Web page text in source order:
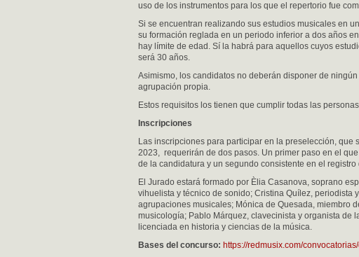
uso de los instrumentos para los que el repertorio fue
Si se encuentran realizando sus estudios musicales en
su formación reglada en un periodo inferior a dos años
hay límite de edad. Sí la habrá para aquellos cuyos
será 30 años.
Asimismo, los candidatos no deberán disponer de
agrupación propia.
Estos requisitos los tienen que cumplir todas las
Inscripciones
Las inscripciones para participar en la preselección,
2023, requerirán de dos pasos. Un primer paso en el
de la candidatura y un segundo consistente en el
El Jurado estará formado por Èlia Casanova, soprano
vihuelista y técnico de sonido; Cristina Quílez, periodista
agrupaciones musicales; Mónica de Quesada, miembro
musicología; Pablo Márquez, clavecinista y organista de
licenciada en historia y ciencias de la música.
Bases del concurso: https://redmusix.com/